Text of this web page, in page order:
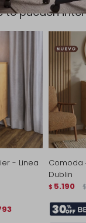
te pueden
- Linea
Comoda
Dublin
$ 5.190 $